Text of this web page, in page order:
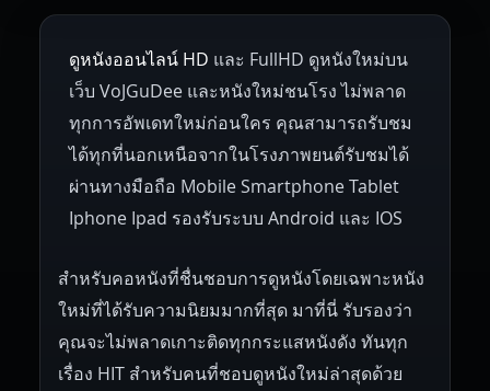
1945 1942 1941 1940 1939
1937 1930
Netherlands Russia Poland
Hungary Denmark Bulgaria
Czech Republic Brazil Turkey
ดูหนังออนไลน์ HD และ FullHD ดูหนังใหม่บน
เว็บ VoJGuDee และหนังใหม่ชนโรง ไม่พลาด
ทุกการอัพเดทใหม่ก่อนใคร คุณสามารถรับชม
ได้ทุกที่นอกเหนือจากในโรงภาพยนต์รับชมได้
ผ่านทางมือถือ Mobile Smartphone Tablet
Iphone Ipad รองรับระบบ Android และ IOS
สำหรับคอหนังที่ชื่นชอบการดูหนังโดยเฉพาะหนัง
ใหม่ที่ได้รับความนิยมมากที่สุด มาที่นี่ รับรองว่า
คุณจะไม่พลาดเกาะติดทุกกระแสหนังดัง ทันทุก
เรื่อง HIT สำหรับคนที่ชอบดูหนังใหม่ล่าสุดด้วย